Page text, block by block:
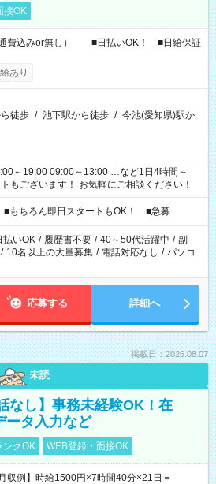
接OK
通費込みor無し） ■日払いOK！ ■日給保証
あり
徒歩 / 池下駅から徒歩 / 今池(愛知県)駅か
09:00～13:00 …など1日4時間～
フトもございます！ お気軽にご相談ください！
もちろん即日スタートもOK！ ■急募
払いOK / 履歴書不要 / 40～50代活躍中 / 副
/ 10名以上の大量募集 / 電話対応なし / パソコ
応募する 詳細へ
掲載日：2026.08.07
未読
なし】事務未経験OK！在
ータ入力など
ンクOK WEB登録・面接OK
例】時給1500円×7時間40分×21日＝